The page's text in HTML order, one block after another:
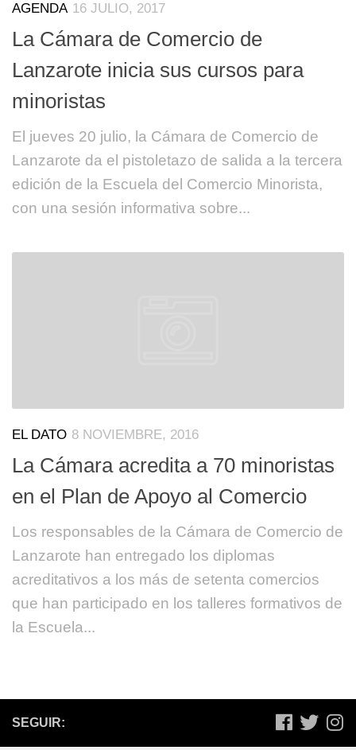
AGENDA 16 JULIO, 2017
La Cámara de Comercio de
Lanzarote inicia sus cursos para
minoristas
El jueves 20 julio, la Cámara de Comercio de
Lanzarote da el pistoletazo de salida a la tercera
edición de la Escuela del Comercio Minorista,
con una sesión informativa sobre...
EL DATO 8 NOVIEMBRE, 2016
La Cámara acredita a 70 minoristas
en el Plan de Apoyo al Comercio
Los responsables de la Cámara de Comercio de
Lanzarote han entregado los diplomas
acreditativos a los más de setenta comercios
que han participado en los talleres formativos de
la Escuela...
SEGUIR: